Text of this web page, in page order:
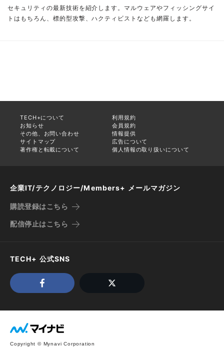
セキュリティの最新技術を紹介します。マルウェアやフィッシングサイ
トはもちろん、標的型攻撃、ハクティビストなども網羅します。
TECH+について
利用規約
お知らせ
会員規約
その他、お問い合わせ
情報提供
サイトマップ
広告について
著作権と転載について
個人情報の取り扱いについて
企業IT/テクノロジー/Members+ メールマガジン
購読登録はこちら
配信停止はこちら
TECH+ 公式SNS
Copyright © Mynavi Corporation